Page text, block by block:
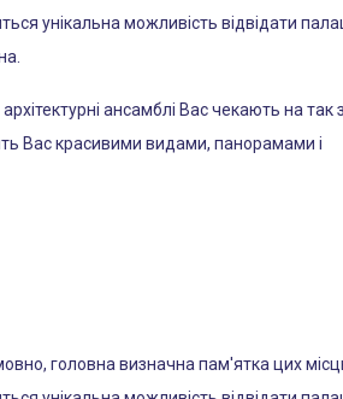
унікальна можливість відвідати
ансамблі Вас чекають на так
Вас красивими видами, панорамами і
головна визначна пам'ятка цих